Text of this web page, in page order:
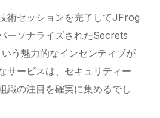
術セッションを完了してJFrog
ーソナライズされたSecrets
う魅力的なインセンティブが
サービスは、セキュリティー
織の注目を確実に集めるでし